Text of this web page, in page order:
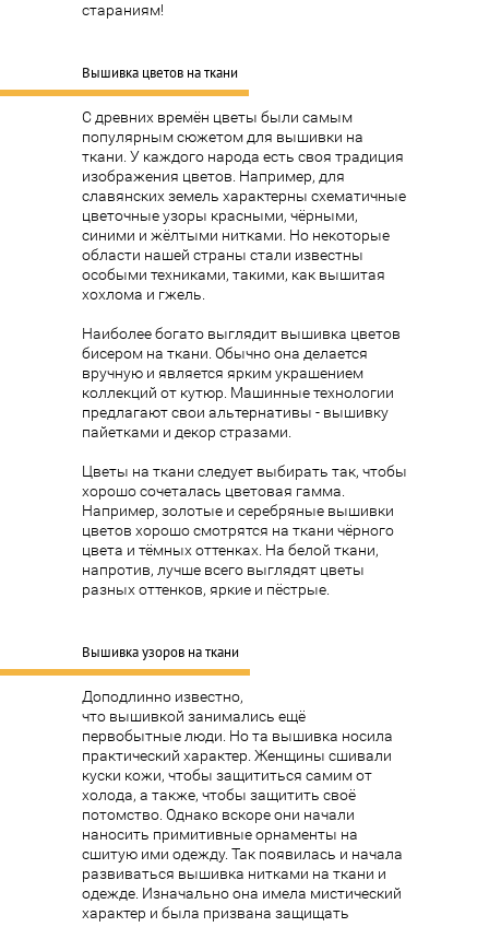
стараниям!
Вышивка цветов на ткани
С древних времён цветы были самым
популярным сюжетом для вышивки на
ткани. У каждого народа есть своя традиция
изображения цветов. Например, для
славянских земель характерны схематичные
цветочные узоры красными, чёрными,
синими и жёлтыми нитками. Но некоторые
области нашей страны стали известны
особыми техниками, такими, как вышитая
хохлома и гжель.
Наиболее богато выглядит вышивка цветов
бисером на ткани. Обычно она делается
вручную и является ярким украшением
коллекций от кутюр. Машинные технологии
предлагают свои альтернативы - вышивку
пайетками и декор стразами.
Цветы на ткани следует выбирать так, чтобы
хорошо сочеталась цветовая гамма.
Например, золотые и серебряные вышивки
цветов хорошо смотрятся на ткани чёрного
цвета и тёмных оттенках. На белой ткани,
напротив, лучше всего выглядят цветы
разных оттенков, яркие и пёстрые.
Вышивка узоров на ткани
Доподлинно известно,
что вышивкой занимались ещё
первобытные люди. Но та вышивка носила
практический характер. Женщины сшивали
куски кожи, чтобы защититься самим от
холода, а также, чтобы защитить своё
потомство. Однако вскоре они начали
наносить примитивные орнаменты на
сшитую ими одежду. Так появилась и начала
развиваться вышивка нитками на ткани и
одежде. Изначально она имела мистический
характер и была призвана защищать